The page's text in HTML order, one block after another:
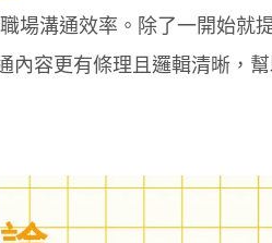
場溝通效率。除了一開始就
內容更有條理且邏輯清晰，